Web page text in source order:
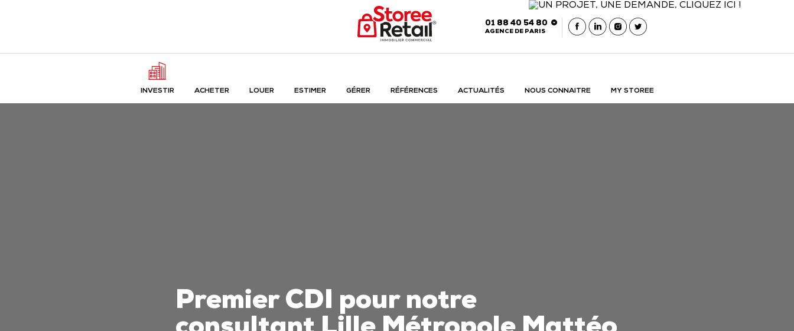
01 88 40 54 80
AGENCE DE PARIS
INVESTIR ACHETER LOUER ESTIMER GÉRER RÉFÉRENCES ACTUALITÉS NOUS CONNAITRE MY STOREE
Premier CDI pour notre